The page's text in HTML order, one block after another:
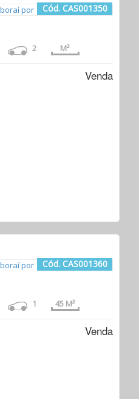
Cód. CAS001350
2 M²
Venda
Cód. CAS001360
1 45 M²
Venda